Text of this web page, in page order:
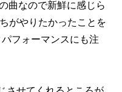
曲なので新鮮に感じら
がやりたかったことを
フォーマンスにも注